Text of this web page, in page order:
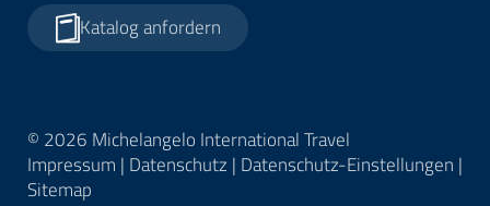
Katalog anfordern
© 2026 Michelangelo International Travel
Impressum | Datenschutz | Datenschutz-Einstellungen |
Sitemap